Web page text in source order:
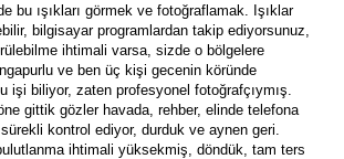
bu ışıkları görmek ve fotoğraflamak. Işıklar
bilgisayar programlardan takip ediyorsunuz,
ihtimali varsa, sizde o bölgelere
ve ben üç kişi gecenin köründe
işi biliyor, zaten profesyonel fotoğrafçıymış.
gittik gözler havada, rehber, elinde telefona
kontrol ediyor, durduk ve aynen geri.
bulutlanma ihtimali yüksekmiş, döndük, tam ters